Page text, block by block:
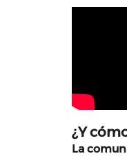
¿Y
La